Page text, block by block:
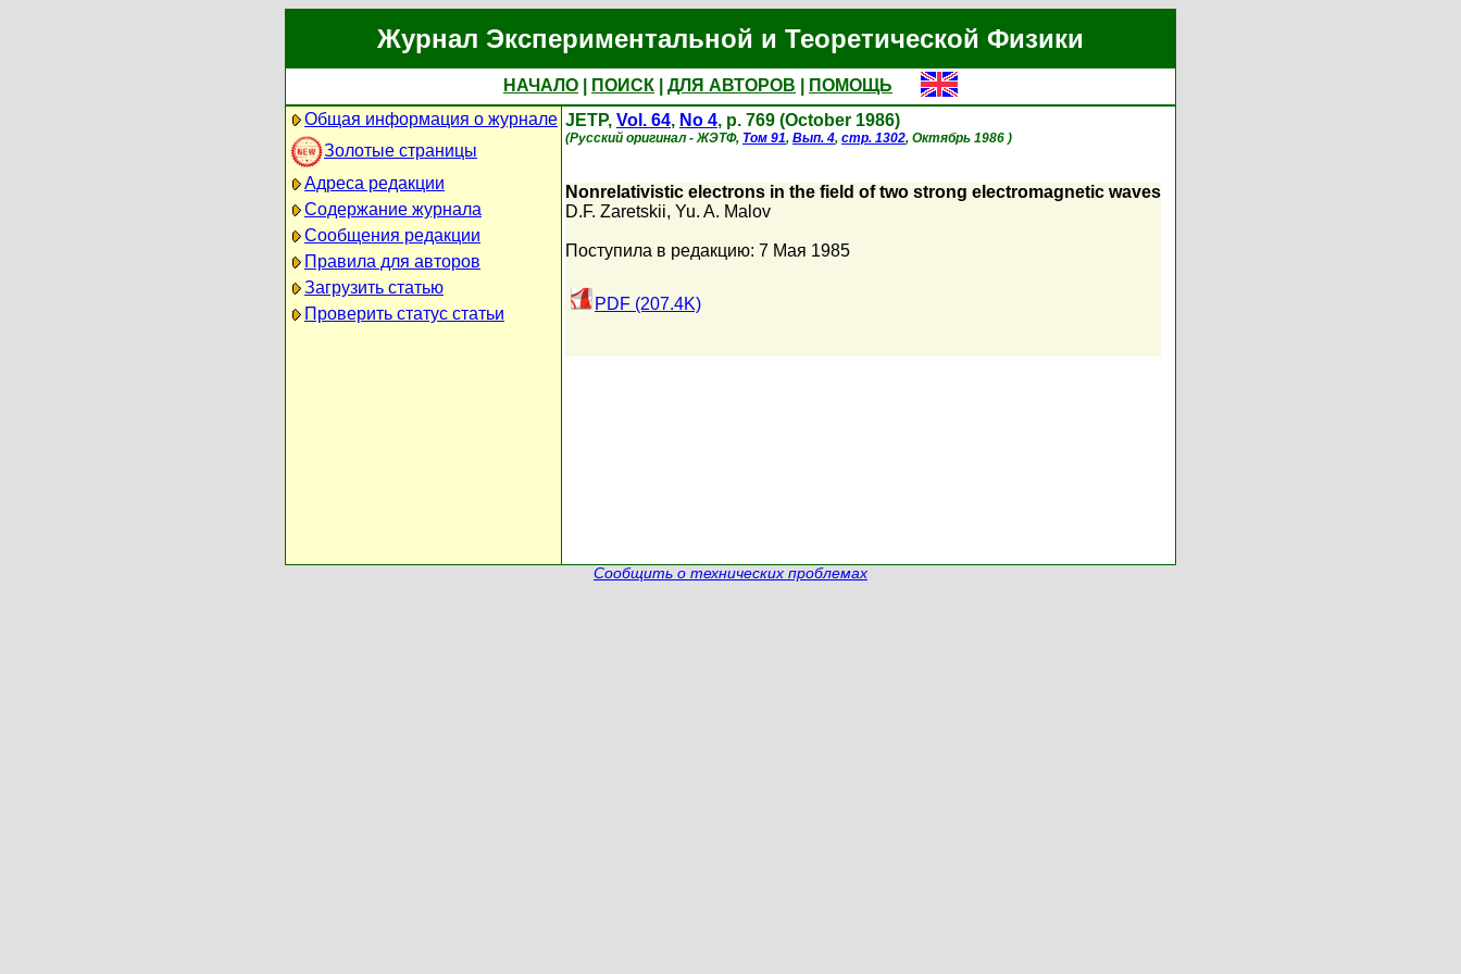
Журнал Экспериментальной и Теоретической Физики
НАЧАЛО ПОИСК ДЛЯ АВТОРОВ
ПОМОЩЬ
Общая информация о журнале
Золотые страницы
Адреса редакции
Содержание журнала
Сообщения редакции
Правила для авторов
Загрузить статью
Проверить статус статьи
JETP, Vol. 64, No 4, p. 769 (October 1986)
(Русский оригинал - ЖЭТФ, Том 91, Вып. 4, стр. 1302, Октябрь 1986 )
Nonrelativistic electrons in the field of two strong electromagnetic waves
D.F. Zaretskii, Yu. A. Malov
Поступила в редакцию: 7 Мая 1985
PDF (207.4K)
Сообщить о технических проблемах